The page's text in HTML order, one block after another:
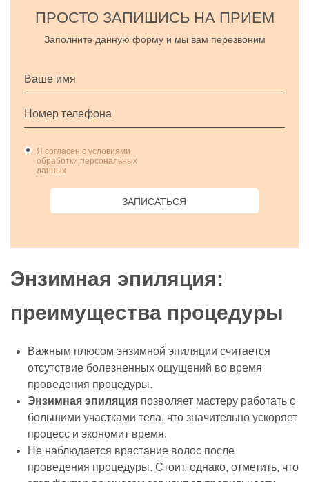
ПРОСТО ЗАПИШИСЬ НА ПРИЕМ
Заполните данную форму и мы вам перезвоним
Я согласен с условиями
обработки персональных
данных
ЗАПИСАТЬСЯ
Энзимная эпиляция:
преимущества процедуры
Важным плюсом энзимной эпиляции считается
отсутствие болезненных ощущений во время
проведения процедуры.
Энзимная эпиляция позволяет мастеру работать с
большими участками тела, что значительно ускоряет
процесс и экономит время.
Не наблюдается врастание волос после
проведения процедуры. Стоит, однако, отметить, что